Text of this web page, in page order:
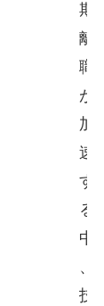
期
離
職
が
加
速
す
る
中
、
技